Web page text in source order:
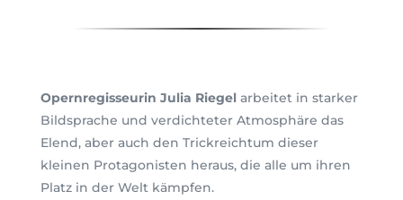
Opernregisseurin Julia Riegelarbeitet in starker
Bildsprache und verdichteter Atmosphäre das
Elend, aber auch den Trickreichtum dieser
kleinen Protagonisten heraus, die alle um ihren
Platz in der Welt kämpfen.